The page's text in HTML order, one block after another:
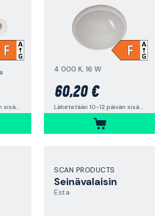
Lähetetään 10-12 päivän sisällä
4 000 K, 16 W
60,20 €
Lähetetään 10-12 päivän sisällä
SCAN PRODUCTS
Seinävalaisin
Esta